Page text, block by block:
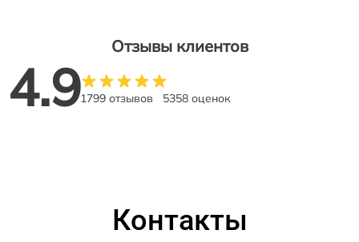
Отзывы клиентов
4.91799 отзывов 5358 оценок
Контакты